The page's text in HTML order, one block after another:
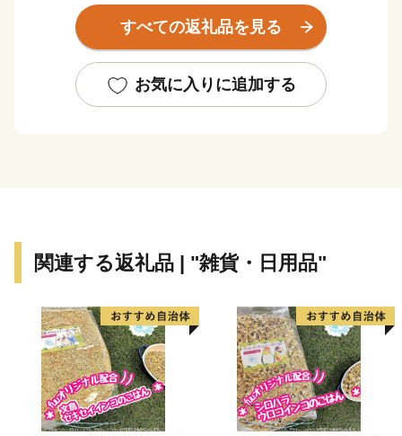
なかでもイチジクは全国有数の産地となっています。ま
た、地理的にも恵まれ、自動車関連企業をはじめとする
り、今では都市と田園のバランスが取れたまちとなって
います。
力あふれるまちづくりを進めています。
すべての返礼品を見る
お気に入りに追加する
関連する返礼品 | "雑貨・日用品"